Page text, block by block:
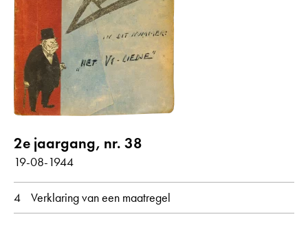
Gedichten met audiobijdrage
jaar
alle 1944
maand
2e jaargang, nr. 38
19-08-1944
4 Verklaring van een maatregel